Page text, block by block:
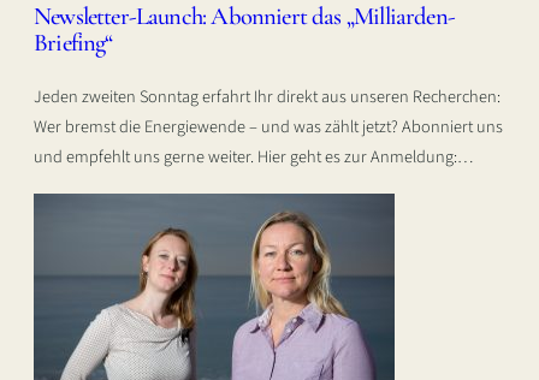
Newsletter-Launch: Abonniert das „Milliarden-
Briefing“
Jeden zweiten Sonntag erfahrt Ihr direkt aus unseren Recherchen:
Wer bremst die Energiewende – und was zählt jetzt? Abonniert uns
und empfehlt uns gerne weiter. Hier geht es zur Anmeldung:…